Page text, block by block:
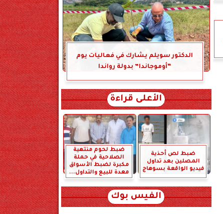
الدكتور سويلم يشارك في فعاليات يوم
“أوموجاندا” بدولة رواندا
الأعلى قراءة
ضبط لص أحذية
المصلين بعد تداول
فيديو الواقعة بسوهاج
ضبط لحوم منتهية
الصلاحية في حملة
مكبرة لضبط الأسواق
معدة للبيع والتداول...
الفيس بوك